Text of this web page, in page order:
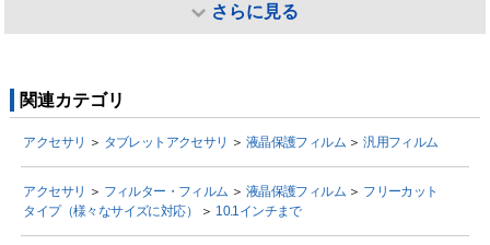
さらに見る
関連カテゴリ
アクセサリ ＞ タブレットアクセサリ ＞ 液晶保護フィルム ＞汎用フィルム
アクセサリ ＞ フィルター・フィルム ＞ 液晶保護フィルム ＞ フリーカット
タイプ（様々なサイズに対応）
＞ 10.1インチまで